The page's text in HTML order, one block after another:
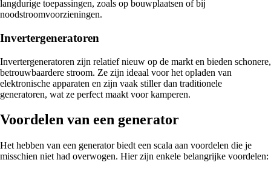
langdurige toepassingen, zoals op bouwplaatsen of bij
noodstroomvoorzieningen.
Invertergeneratoren
Invertergeneratoren zijn relatief nieuw op de markt en bieden schonere,
betrouwbaardere stroom. Ze zijn ideaal voor het opladen van
elektronische apparaten en zijn vaak stiller dan traditionele
generatoren, wat ze perfect maakt voor kamperen.
Voordelen van een generator
Het hebben van een generator biedt een scala aan voordelen die je
misschien niet had overwogen. Hier zijn enkele belangrijke voordelen: